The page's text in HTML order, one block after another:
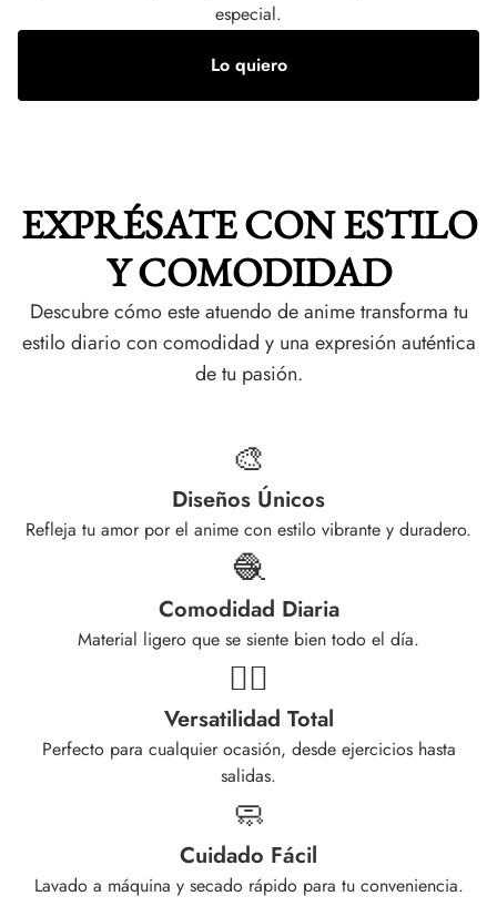
especial.
Lo quiero
EXPRÉSATE CON ESTILO
Y COMODIDAD
Descubre cómo este atuendo de anime transforma tu
estilo diario con comodidad y una expresión auténtica
de tu pasión.
🎨
Diseños Únicos
Refleja tu amor por el anime con estilo vibrante y duradero.
🧶
Comodidad Diaria
Material ligero que se siente bien todo el día.
🏃‍♀️
Versatilidad Total
Perfecto para cualquier ocasión, desde ejercicios hasta
salidas.
🧼
Cuidado Fácil
Lavado a máquina y secado rápido para tu conveniencia.